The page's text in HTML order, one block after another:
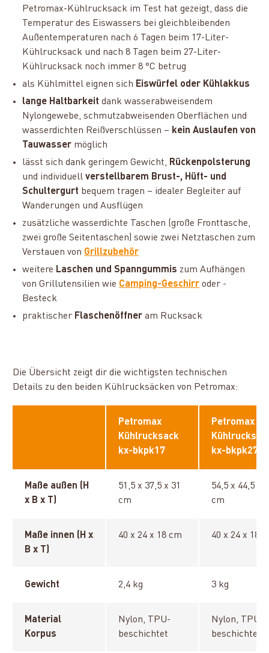
Petromax-Kühlrucksack im Test hat gezeigt, dass die
Temperatur des Eiswassers bei gleichbleibenden
Außentemperaturen nach 6 Tagen beim 17-Liter-
Kühlrucksack und nach 8 Tagen beim 27-Liter-
Kühlrucksack noch immer 8 °C betrug
als Kühlmittel eignen sich Eiswürfel oder Kühlakkus
lange Haltbarkeit dank wasserabweisendem
Nylongewebe, schmutzabweisenden Oberflächen und
wasserdichten Reißverschlüssen – kein Auslaufen von
Tauwasser möglich
lässt sich dank geringem Gewicht, Rückenpolsterung
und individuellverstellbarem Brust-, Hüft- und
Schultergurt bequem tragen – idealer Begleiter auf
Wanderungen und Ausflügen
zusätzliche wasserdichte Taschen (große Fronttasche,
zwei große Seitentaschen) sowie zwei Netztaschen zum
Verstauen von Grillzubehör
weitere Laschen und Spanngummis zum Aufhängen
von Grillutensilien wie Camping-Geschirr oder -
Besteck
praktischer Flaschenöffneram Rucksack
Die Übersicht zeigt dir die wichtigsten technischen
Details zu den beiden Kühlrucksäcken von Petromax:
Petromax
Kühlrucksack
kx-bkpk17
Petromax
kx-bkpk27
Maße außen (H
x B x T)
51,5 x 37,5 x 31
cm
54,5 x 44,5 x
cm
Maße innen (H x
B x T)
40 x 24 x 18 cm 40 x 24 x 18
Gewicht 2,4 kg 3 kg
Material
Korpus
Nylon, TPU-
beschichtet
Nylon, TPU-
beschichtet